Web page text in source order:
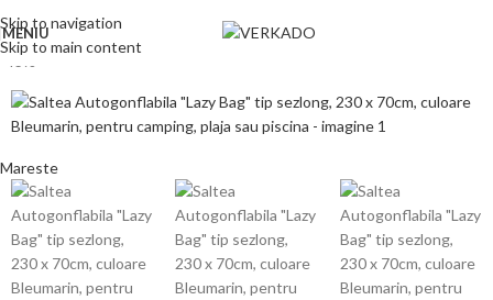
Skip to navigation
Skip to main content
MENIU
-43%
Mareste